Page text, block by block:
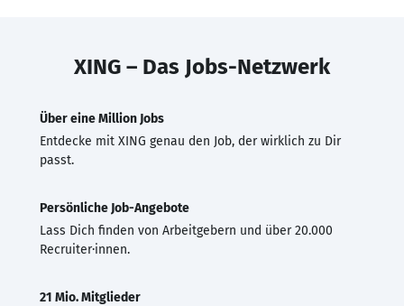
XING – Das Jobs-Netzwerk
Über eine Million Jobs
Entdecke mit XING genau den Job, der wirklich zu Dir
passt.
Persönliche Job-Angebote
Lass Dich finden von Arbeitgebern und über 20.000
Recruiter·innen.
21 Mio. Mitglieder